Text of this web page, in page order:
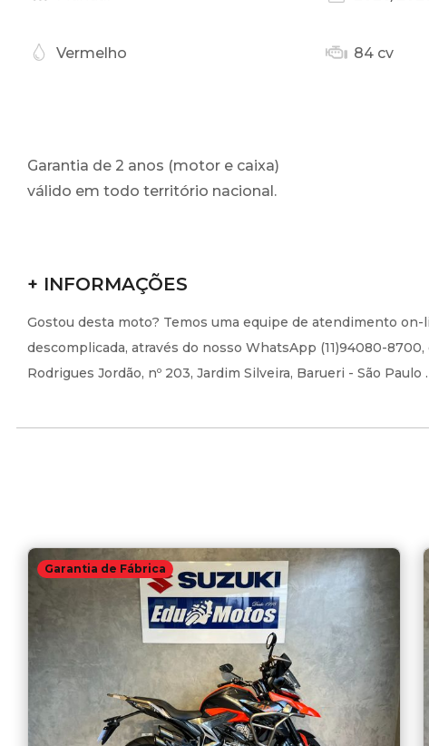
Vermelho 84 cv
Garantia de 2 anos (motor e caixa)
válido em todo território nacional.
+ INFORMAÇÕES
Gostou desta moto? Temos uma equipe de atendimento
descomplicada, através do nosso WhatsApp (11)94080-
Rodrigues Jordão, nº 203, Jardim Silveira, Barueri - São Paulo
Garantia de Fábrica